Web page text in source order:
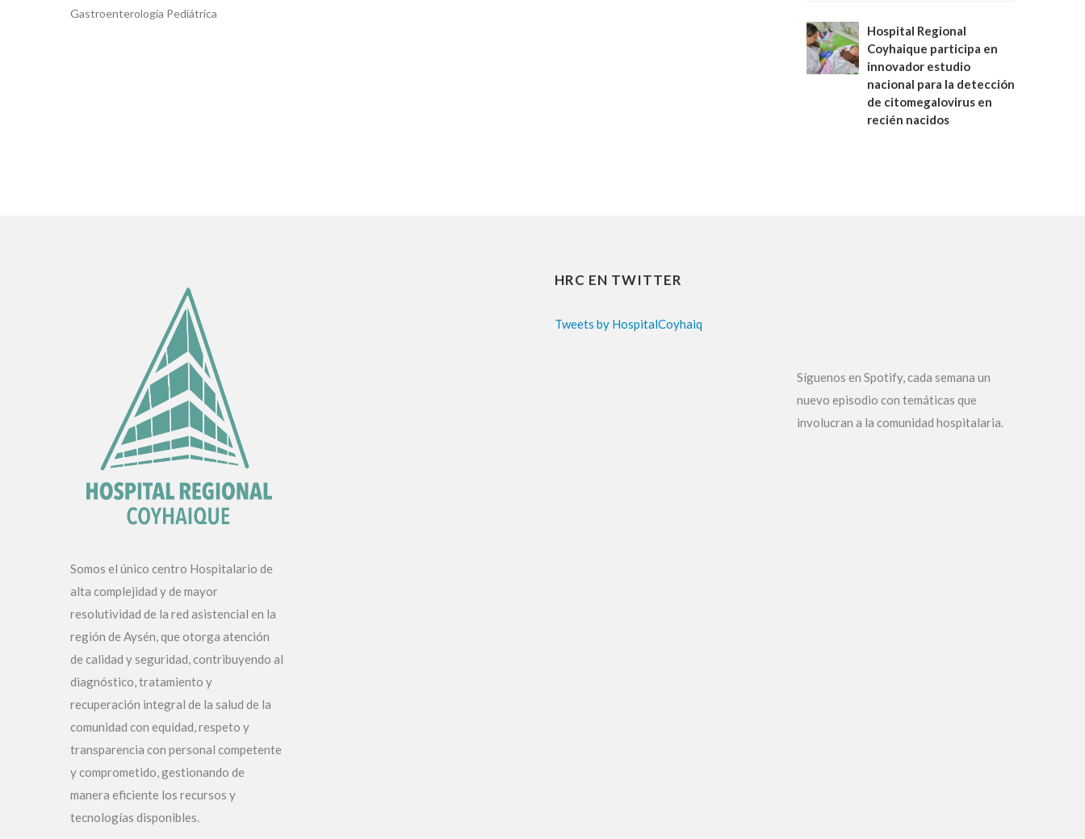
Gastroenterología Pediátrica
Hospital Regional
Coyhaique participa en
innovador estudio
nacional para la detección
de citomegalovirus en
recién nacidos
Somos el único centro Hospitalario de
alta complejidad y de mayor
resolutividad de la red asistencial en la
región de Aysén, que otorga atención
de calidad y seguridad, contribuyendo al
diagnóstico, tratamiento y
recuperación integral de la salud de la
comunidad con equidad, respeto y
transparencia con personal competente
y comprometido, gestionando de
manera eficiente los recursos y
tecnologías disponibles.
HRC EN TWITTER
Tweets by HospitalCoyhaiq
Síguenos en Spotify, cada semana un
nuevo episodio con temáticas que
involucran a la comunidad hospitalaria.